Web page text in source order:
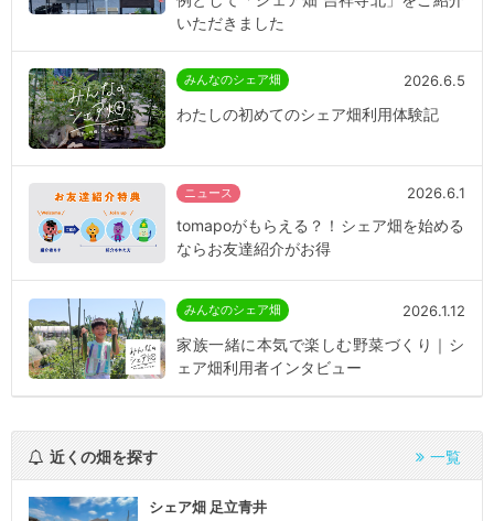
いただきました
みんなのシェア畑 2026.6.5
わたしの初めてのシェア畑利用体験記
ニュース 2026.6.1
tomapoがもらえる？！シェア畑を始める
ならお友達紹介がお得
みんなのシェア畑 2026.1.12
家族一緒に本気で楽しむ野菜づくり｜シ
ェア畑利用者インタビュー
近くの畑を探す 一覧
シェア畑 足立青井